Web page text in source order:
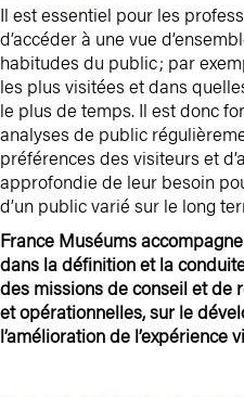
Il est essentiel pour les
d’accéder à une vue
habitudes du public ; par
les plus visitées et dans
le plus de temps. Il est donc
analyses de public
préférences des visiteurs et
approfondie de leur besoin
d’un public varié sur le long
France Muséums
dans la définition et la
des missions de conseil et de
et opérationnelles, sur le
l’amélioration de